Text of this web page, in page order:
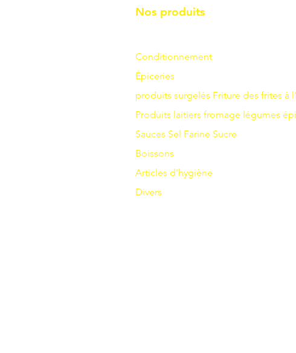
Nos produits
Conditionnement
Épiceries
produits surgelés Friture des frites à
Produits laitiers fromage légumes
Sauces Sel Farine Sucre
Boissons
Articles d'hygiène
Divers